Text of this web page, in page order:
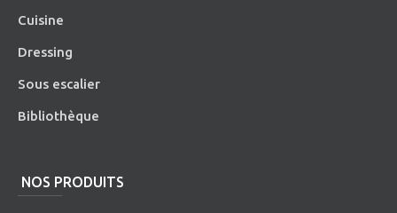
Cuisine
Dressing
Sous escalier
Bibliothèque
NOS PRODUITS